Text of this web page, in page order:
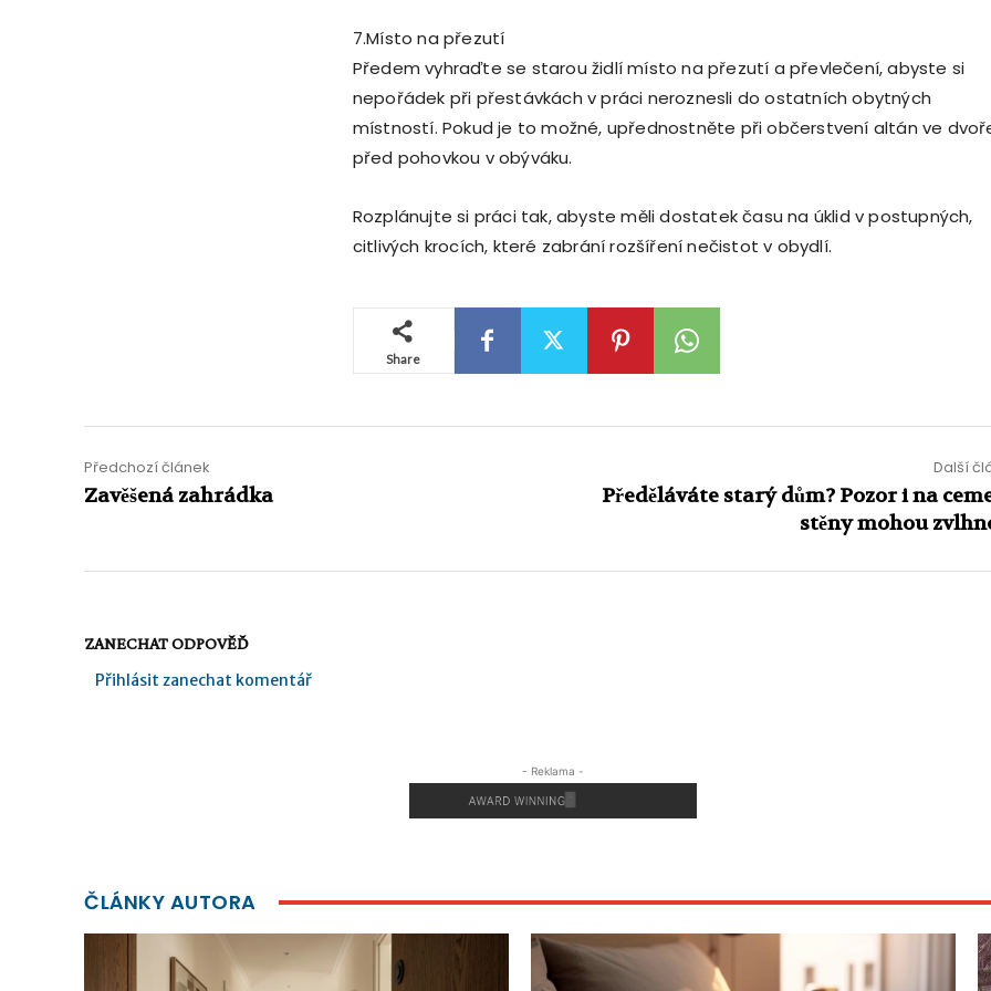
7.Místo na přezutí
Předem vyhraďte se starou židlí místo na přezutí a převlečení, abyste si
nepořádek při přestávkách v práci neroznesli do ostatních obytných
místností. Pokud je to možné, upřednostněte při občerstvení altán ve
před pohovkou v obýváku.
Rozplánujte si práci tak, abyste měli dostatek času na úklid v postupných,
citlivých krocích, které zabrání rozšíření nečistot v obydlí.
Share
Předchozí článek
Zavěšená zahrádka
Další
Předěláváte starý dům? Pozor i na
stěny mohou
ZANECHAT ODPOVĚĎ
Přihlásit zanechat komentář
- Reklama -
ČLÁNKY AUTORA